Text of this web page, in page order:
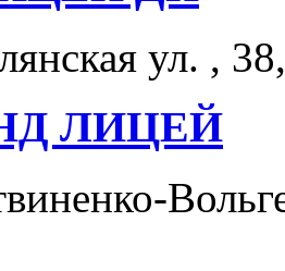
ул. ,
ЛИЦЕЙ